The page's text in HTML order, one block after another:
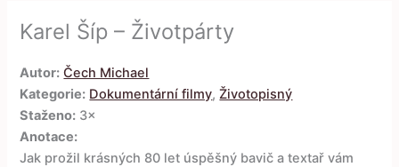
Karel Šíp – Životpárty
Autor: Čech Michael
Kategorie: Dokumentární filmy,Životopisný
Staženo: 3×
Anotace:
Jak prožil krásných 80 let úspěšný bavič a textař vám